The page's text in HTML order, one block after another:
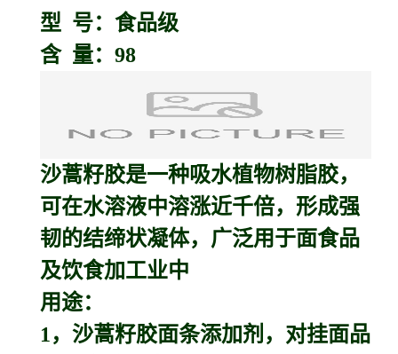
型 号：食品级
含 量：98
沙蒿籽胶是一种吸水植物树脂胶，
可在水溶液中溶涨近千倍，形成强
韧的结缔状凝体，广泛用于面食品
及饮食加工业中
用途：
1，沙蒿籽胶面条添加剂，对挂面品